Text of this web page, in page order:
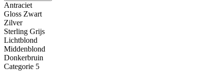
Antraciet
Gloss Zwart
Zilver
Sterling Grijs
Lichtblond
Middenblond
Donkerbruin
Categorie 5